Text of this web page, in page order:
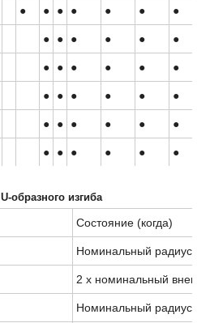
● ● ● ● ● ● ●
● ● ● ● ● ●
● ● ● ● ● ●
● ● ● ● ● ●
● ● ● ● ● ●
● ● ● ● ● ●
образного изгиба
Состояние (когда)
Номинальный радиус
2 x номинальный
Номинальный радиус